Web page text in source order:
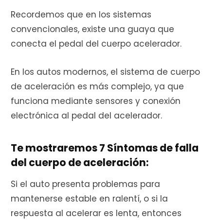
Recordemos que en los sistemas
convencionales, existe una guaya que
conecta el pedal del cuerpo acelerador.
En los autos modernos, el sistema de cuerpo
de aceleración es más complejo, ya que
funciona mediante sensores y conexión
electrónica al pedal del acelerador.
Te mostraremos 7 Síntomas de falla
del cuerpo de aceleración:
Si el auto presenta problemas para
mantenerse estable en ralentí, o si la
respuesta al acelerar es lenta, entonces